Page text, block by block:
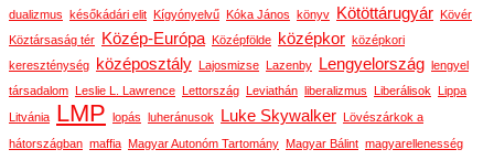
dualizmus
későkádári elit Kígyónyelvű Kóka János könyv Kötöttárugyár
Kövér
Köztársaság tér
Közép-Európa Középfölde középkor középkori
kereszténység
középosztály Lajosmizse Lazenby Lengyelország
lengyel
társadalom
Leslie L. Lawrence Lettország Leviathán liberalizmus Liberálisok
Lippa
Litvánia LMP lopás luheránusok Luke Skywalker
Lövészárkok a
hátországban maffia Magyar Autonóm Tartomány Magyar Bálint magyarellenesség